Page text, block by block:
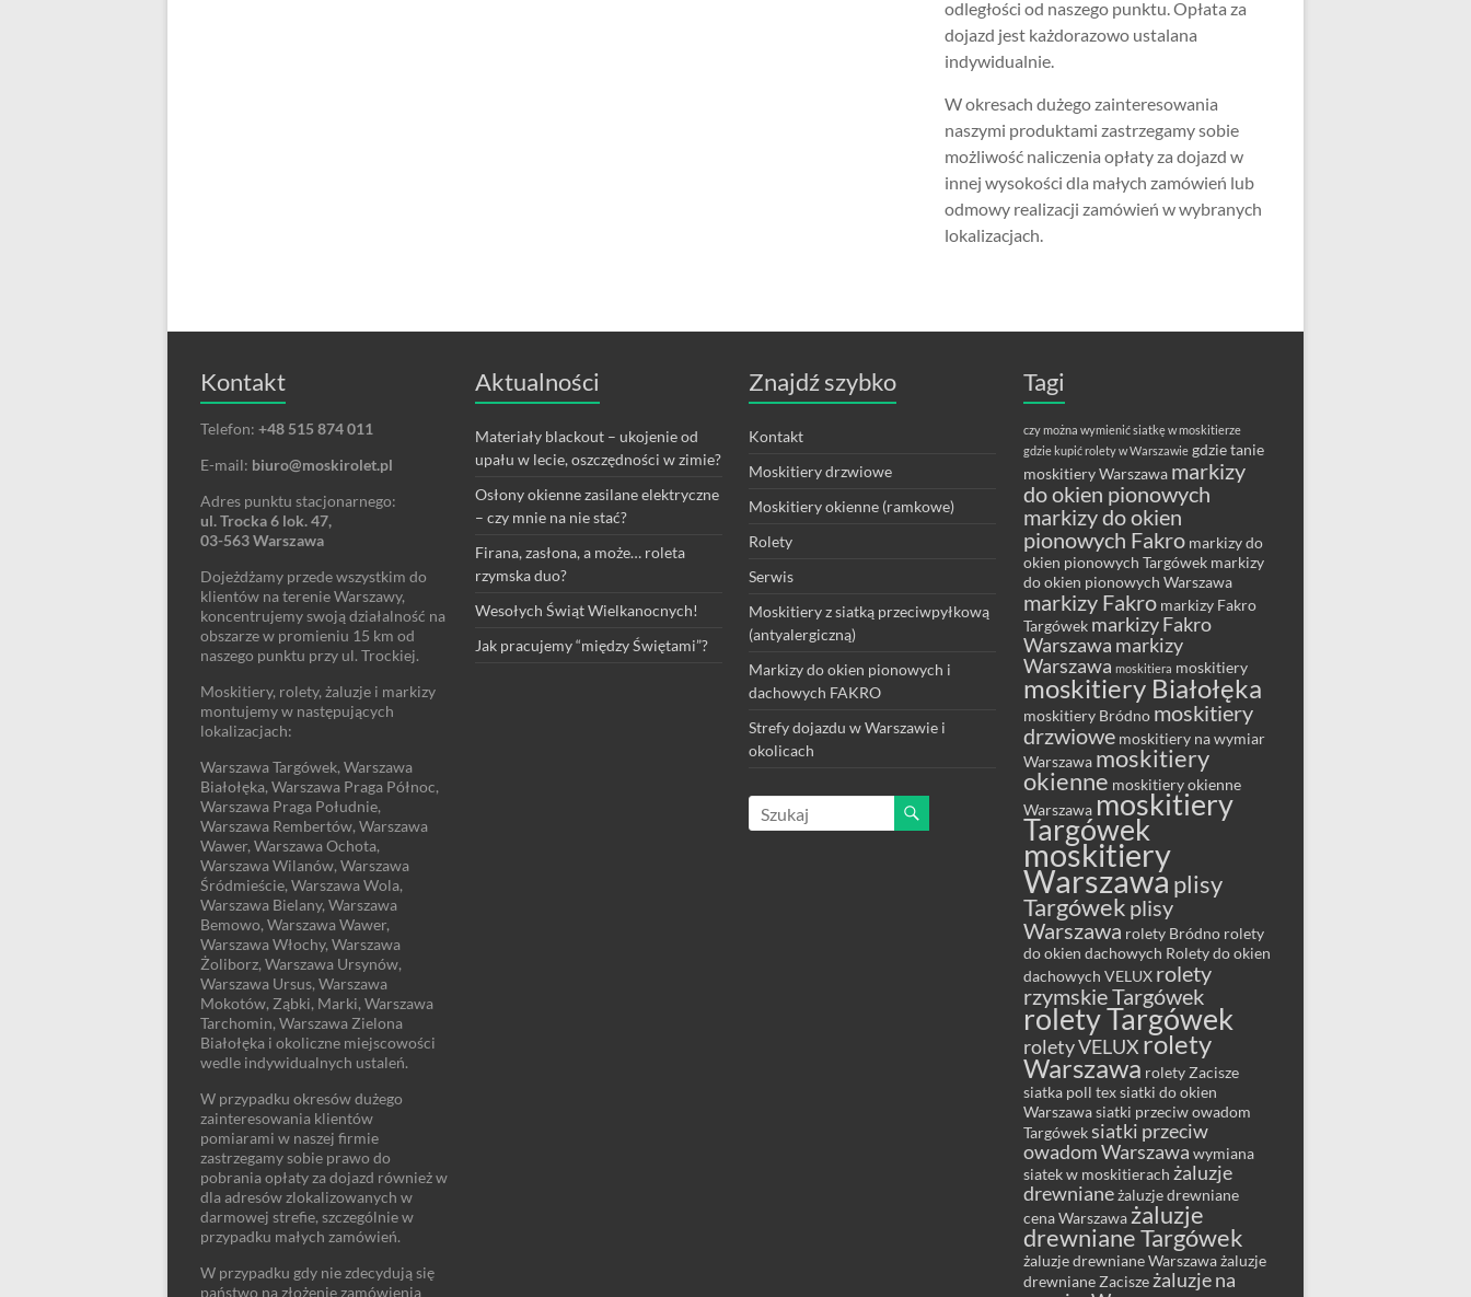
odległości od naszego punktu. Opłata za
dojazd jest każdorazowo ustalana
indywidualnie.
W okresach dużego zainteresowania
naszymi produktami zastrzegamy sobie
możliwość naliczenia opłaty za dojazd w
innej wysokości dla małych zamówień lub
odmowy realizacji zamówień w wybranych
lokalizacjach.
Kontakt
Telefon: +48 515 874 011
E-mail: biuro@moskirolet.pl
Adres punktu stacjonarnego:
ul. Trocka 6 lok. 47,
03-563 Warszawa
Dojeżdżamy przede wszystkim do
klientów na terenie Warszawy,
koncentrujemy swoją działalność na
obszarze w promieniu 15 km od
naszego punktu przy ul. Trockiej.
Moskitiery, rolety, żaluzje i markizy
montujemy w następujących
lokalizacjach:
Warszawa Targówek, Warszawa
Białołęka, Warszawa Praga Północ,
Warszawa Praga Południe,
Warszawa Rembertów, Warszawa
Wawer, Warszawa Ochota,
Warszawa Wilanów, Warszawa
Śródmieście, Warszawa Wola,
Warszawa Bielany, Warszawa
Bemowo, Warszawa Wawer,
Warszawa Włochy, Warszawa
Żoliborz, Warszawa Ursynów,
Warszawa Ursus, Warszawa
Mokotów, Ząbki, Marki, Warszawa
Tarchomin, Warszawa Zielona
Białołęka i okoliczne miejscowości
wedle indywidualnych ustaleń.
W przypadku okresów dużego
zainteresowania klientów
pomiarami w naszej firmie
zastrzegamy sobie prawo do
pobrania opłaty za dojazd również w
dla adresów zlokalizowanych w
darmowej strefie, szczególnie w
przypadku małych zamówień.
W przypadku gdy nie zdecydują się
państwo na złożenie zamówienia
Aktualności
Materiały blackout – ukojenie od
upału w lecie, oszczędności w zimie?
Osłony okienne zasilane elektryczne
– czy mnie na nie stać?
Firana, zasłona, a może… roleta
rzymska duo?
Wesołych Świąt Wielkanocnych!
Jak pracujemy “między Świętami”?
Znajdź szybko
Kontakt
Moskitiery drzwiowe
Moskitiery okienne (ramkowe)
Rolety
Serwis
Moskitiery z siatką przeciwpyłkową
(antyalergiczną)
Markizy do okien pionowych i
dachowych FAKRO
Strefy dojazdu w Warszawie i
okolicach
Tagi
czy można wymienić siatkę w moskitierze
gdzie kupić rolety w Warszawie gdzie tanie
moskitiery Warszawa markizy
do okien pionowych
markizy do okien
pionowych Fakro markizy do
okien pionowych Targówek markizy
do okien pionowych Warszawa
markizy Fakro markizy Fakro
Targówek markizy Fakro
Warszawa markizy
Warszawa moskitiera moskitiery
moskitiery Białołęka
moskitiery Bródno moskitiery
drzwiowe moskitiery na wymiar
Warszawa moskitiery
okienne moskitiery okienne
Warszawa moskitiery
Targówek
moskitiery
Warszawa plisy
Targówek plisy
Warszawa rolety Bródno rolety
do okien dachowych Rolety do okien
dachowych VELUX rolety
rzymskie Targówek
rolety Targówek
rolety VELUX rolety
Warszawa rolety Zacisze
siatka poll tex siatki do okien
Warszawa siatki przeciw owadom
Targówek siatki przeciw
owadom Warszawa wymiana
siatek w moskitierach żaluzje
drewniane żaluzje drewniane
cena Warszawa żaluzje
drewniane Targówek
żaluzje drewniane Warszawa żaluzje
drewniane Zacisze żaluzje na